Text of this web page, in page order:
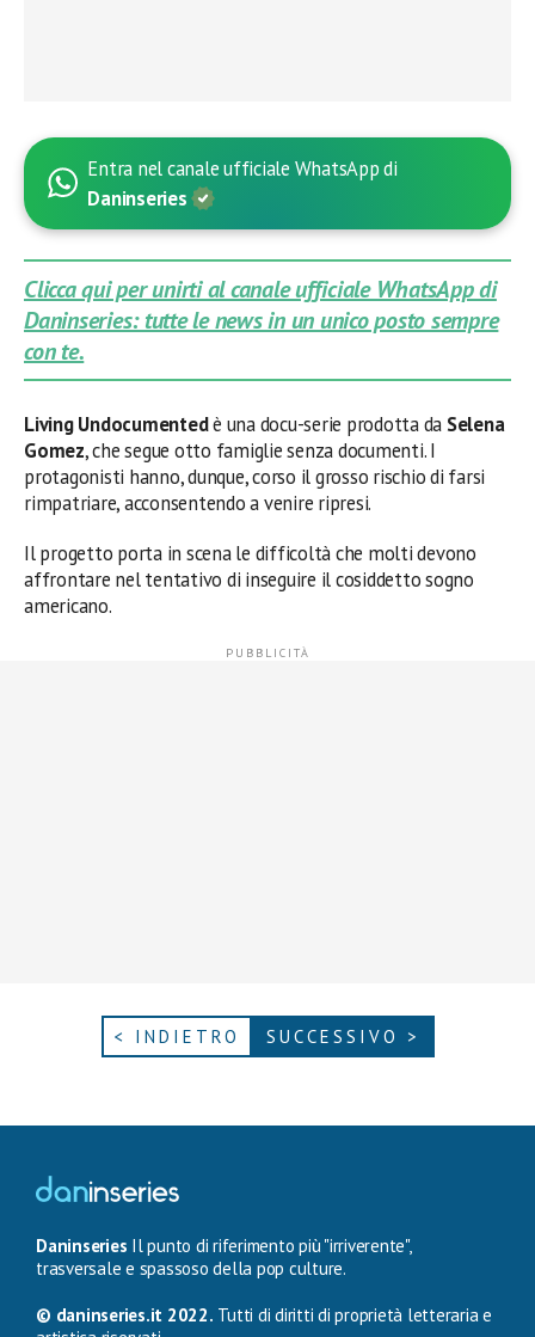
Entra nel canale ufficiale WhatsApp di
Daninseries
Clicca qui per unirti al canale ufficiale WhatsApp di
Daninseries: tutte le news in un unico posto sempre
con te.
Living Undocumentedè una docu-serie prodotta da Selena
Gomez, che segue otto famiglie senza documenti. I
protagonisti hanno, dunque, corso il grosso rischio di farsi
rimpatriare, acconsentendo a venire ripresi.
Il progetto porta in scena le difficoltà che molti devono
affrontare nel tentativo di inseguire il cosiddetto sogno
americano.
< INDIETRO SUCCESSIVO >
Daninseries Il punto di riferimento più "irriverente",
trasversale e spassoso della pop culture.
© daninseries.it 2022. Tutti di diritti di proprietà letteraria e